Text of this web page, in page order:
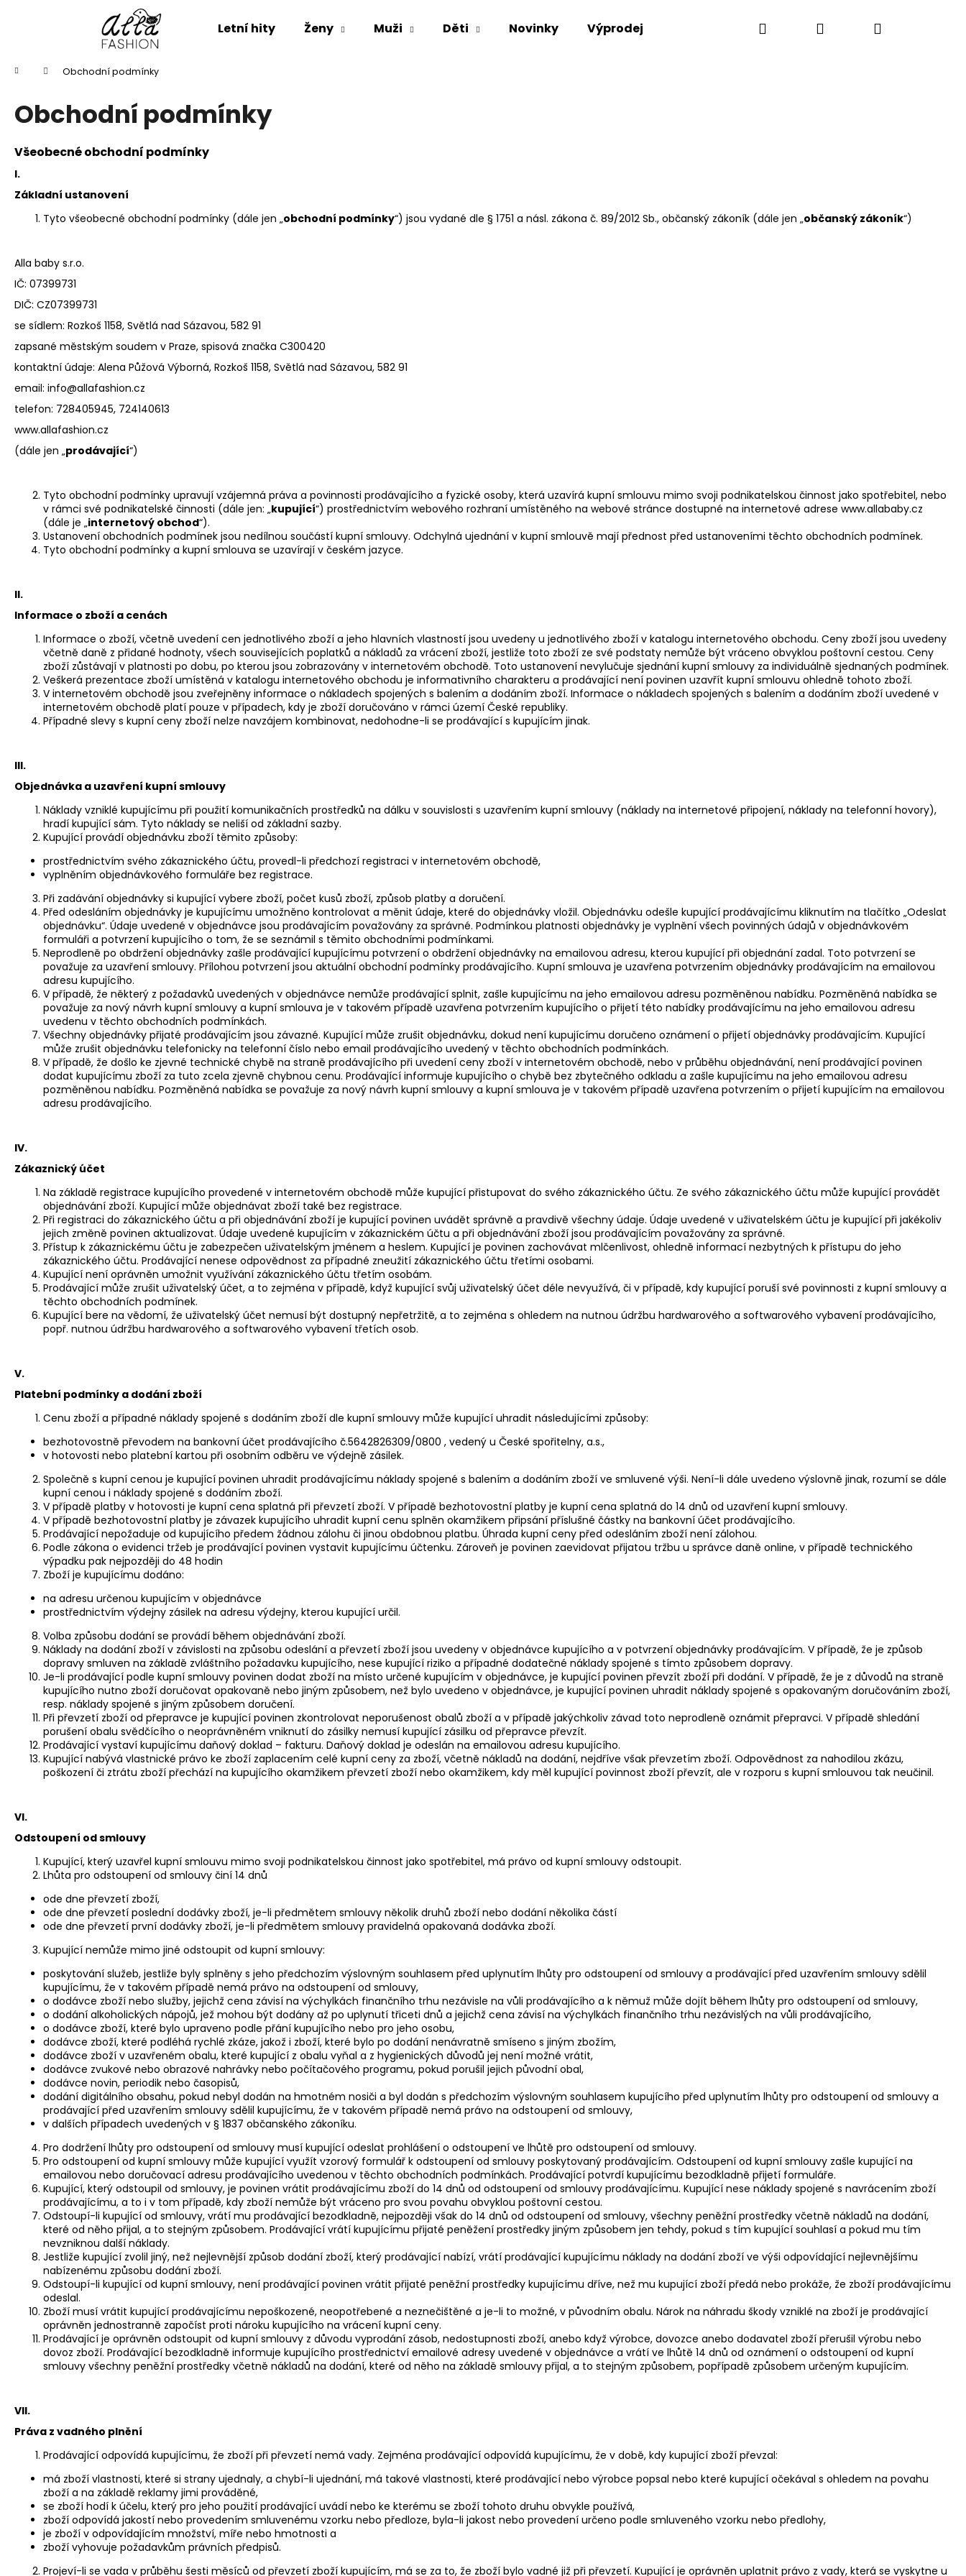
Letní hity Ženy Muži Děti Novinky Výprodej Léto s mušelínem Batohy
Hledat PřihlášeníNákupní
Domů Obchodní podmínky
Obchodní podmínky
Všeobecné obchodní podmínky
I.
Základní ustanovení
Tyto všeobecné obchodní podmínky (dále jen „obchodní podmínky“) jsou vydané dle § 1751 a násl. zákona č. 89/2012 Sb., občanský zákoník (dále jen „občanský zákoník“)
Alla baby s.r.o.
IČ: 07399731
DIČ: CZ07399731
se sídlem: Rozkoš 1158, Světlá nad Sázavou, 582 91
zapsané městským soudem v Praze, spisová značka C300420
kontaktní údaje: Alena Půžová Výborná, Rozkoš 1158, Světlá nad Sázavou, 582 91
email: info@allafashion.cz
telefon: 728405945, 724140613
www.allafashion.cz
(dále jen „prodávající“)
Tyto obchodní podmínky upravují vzájemná práva a povinnosti prodávajícího a fyzické osoby, která uzavírá kupní smlouvu mimo svoji podnikatelskou činnost jako spotřebitel, nebo
v rámci své podnikatelské činnosti (dále jen: „kupující“) prostřednictvím webového rozhraní umístěného na webové stránce dostupné na internetové adrese www.allababy.cz
(dále je „internetový obchod“).
Ustanovení obchodních podmínek jsou nedílnou součástí kupní smlouvy. Odchylná ujednání v kupní smlouvě mají přednost před ustanoveními těchto obchodních podmínek.
Tyto obchodní podmínky a kupní smlouva se uzavírají v českém jazyce.
II.
Informace o zboží a cenách
Informace o zboží, včetně uvedení cen jednotlivého zboží a jeho hlavních vlastností jsou uvedeny u jednotlivého zboží v katalogu internetového obchodu. Ceny zboží jsou uvedeny
včetně daně z přidané hodnoty, všech souvisejících poplatků a nákladů za vrácení zboží, jestliže toto zboží ze své podstaty nemůže být vráceno obvyklou poštovní cestou. Ceny
zboží zůstávají v platnosti po dobu, po kterou jsou zobrazovány v internetovém obchodě. Toto ustanovení nevylučuje sjednání kupní smlouvy za individuálně sjednaných podmínek.
Veškerá prezentace zboží umístěná v katalogu internetového obchodu je informativního charakteru a prodávající není povinen uzavřít kupní smlouvu ohledně tohoto zboží.
V internetovém obchodě jsou zveřejněny informace o nákladech spojených s balením a dodáním zboží. Informace o nákladech spojených s balením a dodáním zboží uvedené v
internetovém obchodě platí pouze v případech, kdy je zboží doručováno v rámci území České republiky.
Případné slevy s kupní ceny zboží nelze navzájem kombinovat, nedohodne-li se prodávající s kupujícím jinak.
III.
Objednávka a uzavření kupní smlouvy
Náklady vzniklé kupujícímu při použití komunikačních prostředků na dálku v souvislosti s uzavřením kupní smlouvy (náklady na internetové připojení, náklady na telefonní hovory),
hradí kupující sám. Tyto náklady se neliší od základní sazby.
Kupující provádí objednávku zboží těmito způsoby:
prostřednictvím svého zákaznického účtu, provedl-li předchozí registraci v internetovém obchodě,
vyplněním objednávkového formuláře bez registrace.
Při zadávání objednávky si kupující vybere zboží, počet kusů zboží, způsob platby a doručení.
Před odesláním objednávky je kupujícímu umožněno kontrolovat a měnit údaje, které do objednávky vložil. Objednávku odešle kupující prodávajícímu kliknutím na tlačítko „Odeslat
objednávku“. Údaje uvedené v objednávce jsou prodávajícím považovány za správné. Podmínkou platnosti objednávky je vyplnění všech povinných údajů v objednávkovém
formuláři a potvrzení kupujícího o tom, že se seznámil s těmito obchodními podmínkami.
Neprodleně po obdržení objednávky zašle prodávající kupujícímu potvrzení o obdržení objednávky na emailovou adresu, kterou kupující při objednání zadal. Toto potvrzení se
považuje za uzavření smlouvy. Přílohou potvrzení jsou aktuální obchodní podmínky prodávajícího. Kupní smlouva je uzavřena potvrzením objednávky prodávajícím na emailovou
adresu kupujícího.
V případě, že některý z požadavků uvedených v objednávce nemůže prodávající splnit, zašle kupujícímu na jeho emailovou adresu pozměněnou nabídku. Pozměněná nabídka se
považuje za nový návrh kupní smlouvy a kupní smlouva je v takovém případě uzavřena potvrzením kupujícího o přijetí této nabídky prodávajícímu na jeho emailovou adresu
uvedenu v těchto obchodních podmínkách.
Všechny objednávky přijaté prodávajícím jsou závazné. Kupující může zrušit objednávku, dokud není kupujícímu doručeno oznámení o přijetí objednávky prodávajícím. Kupující
může zrušit objednávku telefonicky na telefonní číslo nebo email prodávajícího uvedený v těchto obchodních podmínkách.
V případě, že došlo ke zjevné technické chybě na straně prodávajícího při uvedení ceny zboží v internetovém obchodě, nebo v průběhu objednávání, není prodávající povinen
dodat kupujícímu zboží za tuto zcela zjevně chybnou cenu. Prodávající informuje kupujícího o chybě bez zbytečného odkladu a zašle kupujícímu na jeho emailovou adresu
pozměněnou nabídku. Pozměněná nabídka se považuje za nový návrh kupní smlouvy a kupní smlouva je v takovém případě uzavřena potvrzením o přijetí kupujícím na emailovou
adresu prodávajícího.
IV.
Zákaznický účet
Na základě registrace kupujícího provedené v internetovém obchodě může kupující přistupovat do svého zákaznického účtu. Ze svého zákaznického účtu může kupující provádět
objednávání zboží. Kupující může objednávat zboží také bez registrace.
Při registraci do zákaznického účtu a při objednávání zboží je kupující povinen uvádět správně a pravdivě všechny údaje. Údaje uvedené v uživatelském účtu je kupující při jakékoliv
jejich změně povinen aktualizovat. Údaje uvedené kupujícím v zákaznickém účtu a při objednávání zboží jsou prodávajícím považovány za správné.
Přístup k zákaznickému účtu je zabezpečen uživatelským jménem a heslem. Kupující je povinen zachovávat mlčenlivost, ohledně informací nezbytných k přístupu do jeho
zákaznického účtu. Prodávající nenese odpovědnost za případné zneužití zákaznického účtu třetími osobami.
Kupující není oprávněn umožnit využívání zákaznického účtu třetím osobám.
Prodávající může zrušit uživatelský účet, a to zejména v případě, když kupující svůj uživatelský účet déle nevyužívá, či v případě, kdy kupující poruší své povinnosti z kupní smlouvy a
těchto obchodních podmínek.
Kupující bere na vědomí, že uživatelský účet nemusí být dostupný nepřetržitě, a to zejména s ohledem na nutnou údržbu hardwarového a softwarového vybavení prodávajícího,
popř. nutnou údržbu hardwarového a softwarového vybavení třetích osob.
V.
Platební podmínky a dodání zboží
Cenu zboží a případné náklady spojené s dodáním zboží dle kupní smlouvy může kupující uhradit následujícími způsoby:
bezhotovostně převodem na bankovní účet prodávajícího č.5642826309/0800 , vedený u České spořitelny, a.s.,
v hotovosti nebo platební kartou při osobním odběru ve výdejně zásilek.
Společně s kupní cenou je kupující povinen uhradit prodávajícímu náklady spojené s balením a dodáním zboží ve smluvené výši. Není-li dále uvedeno výslovně jinak, rozumí se dále
kupní cenou i náklady spojené s dodáním zboží.
V případě platby v hotovosti je kupní cena splatná při převzetí zboží. V případě bezhotovostní platby je kupní cena splatná do 14 dnů od uzavření kupní smlouvy.
V případě bezhotovostní platby je závazek kupujícího uhradit kupní cenu splněn okamžikem připsání příslušné částky na bankovní účet prodávajícího.
Prodávající nepožaduje od kupujícího předem žádnou zálohu či jinou obdobnou platbu. Úhrada kupní ceny před odesláním zboží není zálohou.
Podle zákona o evidenci tržeb je prodávající povinen vystavit kupujícímu účtenku. Zároveň je povinen zaevidovat přijatou tržbu u správce daně online, v případě technického
výpadku pak nejpozději do 48 hodin
Zboží je kupujícímu dodáno:
na adresu určenou kupujícím v objednávce
prostřednictvím výdejny zásilek na adresu výdejny, kterou kupující určil.
Volba způsobu dodání se provádí během objednávání zboží.
Náklady na dodání zboží v závislosti na způsobu odeslání a převzetí zboží jsou uvedeny v objednávce kupujícího a v potvrzení objednávky prodávajícím. V případě, že je způsob
dopravy smluven na základě zvláštního požadavku kupujícího, nese kupující riziko a případné dodatečné náklady spojené s tímto způsobem dopravy.
Je-li prodávající podle kupní smlouvy povinen dodat zboží na místo určené kupujícím v objednávce, je kupující povinen převzít zboží při dodání. V případě, že je z důvodů na straně
kupujícího nutno zboží doručovat opakovaně nebo jiným způsobem, než bylo uvedeno v objednávce, je kupující povinen uhradit náklady spojené s opakovaným doručováním zboží,
resp. náklady spojené s jiným způsobem doručení.
Při převzetí zboží od přepravce je kupující povinen zkontrolovat neporušenost obalů zboží a v případě jakýchkoliv závad toto neprodleně oznámit přepravci. V případě shledání
porušení obalu svědčícího o neoprávněném vniknutí do zásilky nemusí kupující zásilku od přepravce převzít.
Prodávající vystaví kupujícímu daňový doklad – fakturu. Daňový doklad je odeslán na emailovou adresu kupujícího.
Kupující nabývá vlastnické právo ke zboží zaplacením celé kupní ceny za zboží, včetně nákladů na dodání, nejdříve však převzetím zboží. Odpovědnost za nahodilou zkázu,
poškození či ztrátu zboží přechází na kupujícího okamžikem převzetí zboží nebo okamžikem, kdy měl kupující povinnost zboží převzít, ale v rozporu s kupní smlouvou tak neučinil.
VI.
Odstoupení od smlouvy
Kupující, který uzavřel kupní smlouvu mimo svoji podnikatelskou činnost jako spotřebitel, má právo od kupní smlouvy odstoupit.
Lhůta pro odstoupení od smlouvy činí 14 dnů
ode dne převzetí zboží,
ode dne převzetí poslední dodávky zboží, je-li předmětem smlouvy několik druhů zboží nebo dodání několika částí
ode dne převzetí první dodávky zboží, je-li předmětem smlouvy pravidelná opakovaná dodávka zboží.
Kupující nemůže mimo jiné odstoupit od kupní smlouvy:
poskytování služeb, jestliže byly splněny s jeho předchozím výslovným souhlasem před uplynutím lhůty pro odstoupení od smlouvy a prodávající před uzavřením smlouvy sdělil
kupujícímu, že v takovém případě nemá právo na odstoupení od smlouvy,
o dodávce zboží nebo služby, jejichž cena závisí na výchylkách finančního trhu nezávisle na vůli prodávajícího a k němuž může dojít během lhůty pro odstoupení od smlouvy,
o dodání alkoholických nápojů, jež mohou být dodány až po uplynutí třiceti dnů a jejichž cena závisí na výchylkách finančního trhu nezávislých na vůli prodávajícího,
o dodávce zboží, které bylo upraveno podle přání kupujícího nebo pro jeho osobu,
dodávce zboží, které podléhá rychlé zkáze, jakož i zboží, které bylo po dodání nenávratně smíseno s jiným zbožím,
dodávce zboží v uzavřeném obalu, které kupující z obalu vyňal a z hygienických důvodů jej není možné vrátit,
dodávce zvukové nebo obrazové nahrávky nebo počítačového programu, pokud porušil jejich původní obal,
dodávce novin, periodik nebo časopisů,
dodání digitálního obsahu, pokud nebyl dodán na hmotném nosiči a byl dodán s předchozím výslovným souhlasem kupujícího před uplynutím lhůty pro odstoupení od smlouvy a
prodávající před uzavřením smlouvy sdělil kupujícímu, že v takovém případě nemá právo na odstoupení od smlouvy,
v dalších případech uvedených v § 1837 občanského zákoníku.
Pro dodržení lhůty pro odstoupení od smlouvy musí kupující odeslat prohlášení o odstoupení ve lhůtě pro odstoupení od smlouvy.
Pro odstoupení od kupní smlouvy může kupující využít vzorový formulář k odstoupení od smlouvy poskytovaný prodávajícím. Odstoupení od kupní smlouvy zašle kupující na
emailovou nebo doručovací adresu prodávajícího uvedenou v těchto obchodních podmínkách. Prodávající potvrdí kupujícímu bezodkladně přijetí formuláře.
Kupující, který odstoupil od smlouvy, je povinen vrátit prodávajícímu zboží do 14 dnů od odstoupení od smlouvy prodávajícímu. Kupující nese náklady spojené s navrácením zboží
prodávajícímu, a to i v tom případě, kdy zboží nemůže být vráceno pro svou povahu obvyklou poštovní cestou.
Odstoupí-li kupující od smlouvy, vrátí mu prodávající bezodkladně, nejpozději však do 14 dnů od odstoupení od smlouvy, všechny peněžní prostředky včetně nákladů na dodání,
které od něho přijal, a to stejným způsobem. Prodávající vrátí kupujícímu přijaté peněžení prostředky jiným způsobem jen tehdy, pokud s tím kupující souhlasí a pokud mu tím
nevzniknou další náklady.
Jestliže kupující zvolil jiný, než nejlevnější způsob dodání zboží, který prodávající nabízí, vrátí prodávající kupujícímu náklady na dodání zboží ve výši odpovídající nejlevnějšímu
nabízenému způsobu dodání zboží.
Odstoupí-li kupující od kupní smlouvy, není prodávající povinen vrátit přijaté peněžní prostředky kupujícímu dříve, než mu kupující zboží předá nebo prokáže, že zboží prodávajícímu
odeslal.
Zboží musí vrátit kupující prodávajícímu nepoškozené, neopotřebené a neznečištěné a je-li to možné, v původním obalu. Nárok na náhradu škody vzniklé na zboží je prodávající
oprávněn jednostranně započíst proti nároku kupujícího na vrácení kupní ceny.
Prodávající je oprávněn odstoupit od kupní smlouvy z důvodu vyprodání zásob, nedostupnosti zboží, anebo když výrobce, dovozce anebo dodavatel zboží přerušil výrobu nebo
dovoz zboží. Prodávající bezodkladně informuje kupujícího prostřednictví emailové adresy uvedené v objednávce a vrátí ve lhůtě 14 dnů od oznámení o odstoupení od kupní
smlouvy všechny peněžní prostředky včetně nákladů na dodání, které od něho na základě smlouvy přijal, a to stejným způsobem, popřípadě způsobem určeným kupujícím.
VII.
Práva z vadného plnění
Prodávající odpovídá kupujícímu, že zboží při převzetí nemá vady. Zejména prodávající odpovídá kupujícímu, že v době, kdy kupující zboží převzal:
má zboží vlastnosti, které si strany ujednaly, a chybí-li ujednání, má takové vlastnosti, které prodávající nebo výrobce popsal nebo které kupující očekával s ohledem na povahu
zboží a na základě reklamy jimi prováděné,
se zboží hodí k účelu, který pro jeho použití prodávající uvádí nebo ke kterému se zboží tohoto druhu obvykle používá,
zboží odpovídá jakostí nebo provedením smluvenému vzorku nebo předloze, byla-li jakost nebo provedení určeno podle smluveného vzorku nebo předlohy,
je zboží v odpovídajícím množství, míře nebo hmotnosti a
zboží vyhovuje požadavkům právních předpisů.
Projeví-li se vada v průběhu šesti měsíců od převzetí zboží kupujícím, má se za to, že zboží bylo vadné již při převzetí. Kupující je oprávněn uplatnit právo z vady, která se vyskytne u
obchodu
obchodu
ŠATY VILMA
1 250 Kč
890 Kč